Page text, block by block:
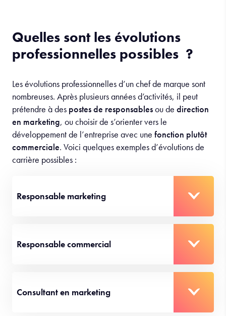
Quelles sont les évolutions
professionnelles possibles ?
Les évolutions professionnelles d’un chef de marque sont
nombreuses. Après plusieurs années d’activités, il peut
prétendre à des postes de responsablesou de direction
en marketing, ou choisir de s’orienter vers le
développement de l’entreprise avec une fonction plutôt
commerciale. Voici quelques exemples d’évolutions de
carrière possibles :
Responsable marketing
Responsable commercial
Consultant en marketing